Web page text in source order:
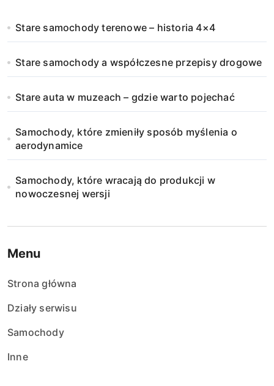
Stare samochody terenowe – historia 4×4
Stare samochody a współczesne przepisy drogowe
Stare auta w muzeach – gdzie warto pojechać
Samochody, które zmieniły sposób myślenia o
aerodynamice
Samochody, które wracają do produkcji w
nowoczesnej wersji
Menu
Strona główna
Działy serwisu
Samochody
Inne